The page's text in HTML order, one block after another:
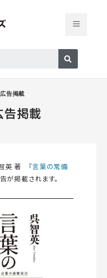
告掲載
告掲載
英 著 『言葉の常備
が掲載されます。